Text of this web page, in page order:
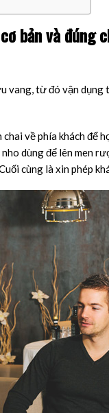
bản và đúng
từ đó vận
về phía khách để
dùng để lên men
cùng là xin phép